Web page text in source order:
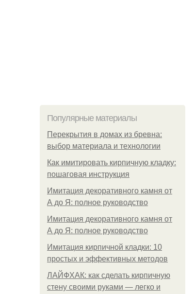
Популярные материалы
Перекрытия в домах из бревна:
выбор материала и технологии
Как имитировать кирпичную кладку:
пошаговая инструкция
Имитация декоративного камня от
А до Я: полное руководство
Имитация декоративного камня от
А до Я: полное руководство
Имитация кирпичной кладки: 10
простых и эффективных методов
ЛАЙФХАК: как сделать кирпичную
стену своими руками — легко и